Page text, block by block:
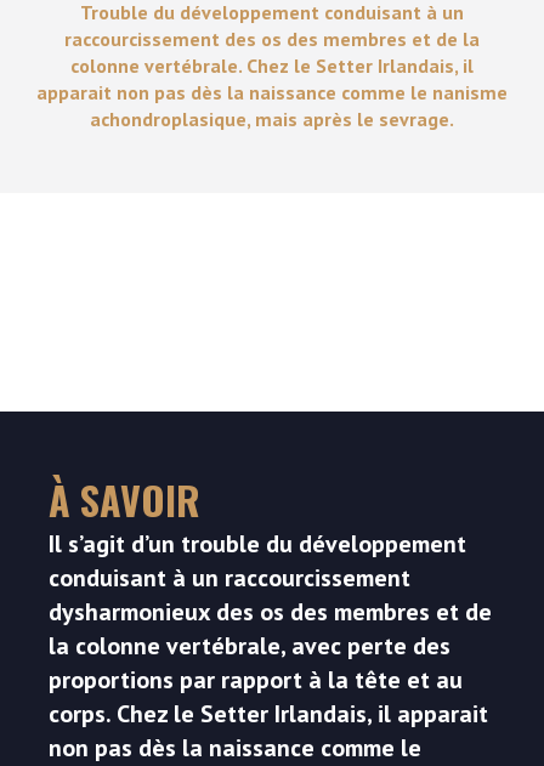
Trouble du développement conduisant à un
raccourcissement des os des membres et de la
colonne vertébrale. Chez le Setter Irlandais, il
apparait non pas dès la naissance comme le nanisme
achondroplasique, mais après le sevrage.
À SAVOIR
Il s’agit d’un trouble du développement
conduisant à un raccourcissement
dysharmonieux des os des membres et de
la colonne vertébrale, avec perte des
proportions par rapport à la tête et au
corps. Chez le Setter Irlandais, il apparait
non pas dès la naissance comme le